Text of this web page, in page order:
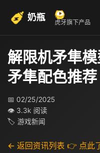
奶瓶 虎牙旗下产品
解限机矛隼
矛隼配色推荐
📅 02/25/2025
👁 3.3k 阅读
🏷 游戏新闻
← 返回资讯列表 👉 点此